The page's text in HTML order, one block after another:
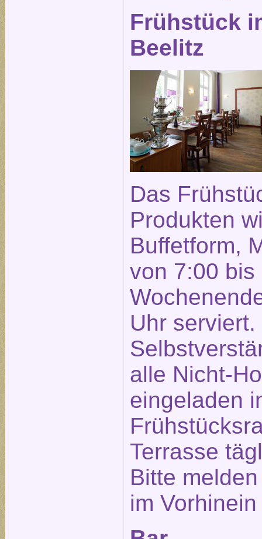
Frühstück
Beelitz
Das
Produkten
Buffetform,
von 7:00 bis
Uhr serviert.
alle Nicht-
eingeladen
Terrasse
Bitte
im